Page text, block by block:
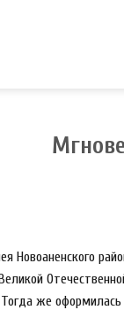
Новоаненского
же